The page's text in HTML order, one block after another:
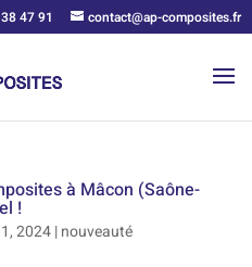
47 91 contact@ap-composites.fr
à Mâcon (Saône-
!
2024|nouveauté